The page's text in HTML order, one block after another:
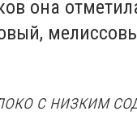
она
с низким